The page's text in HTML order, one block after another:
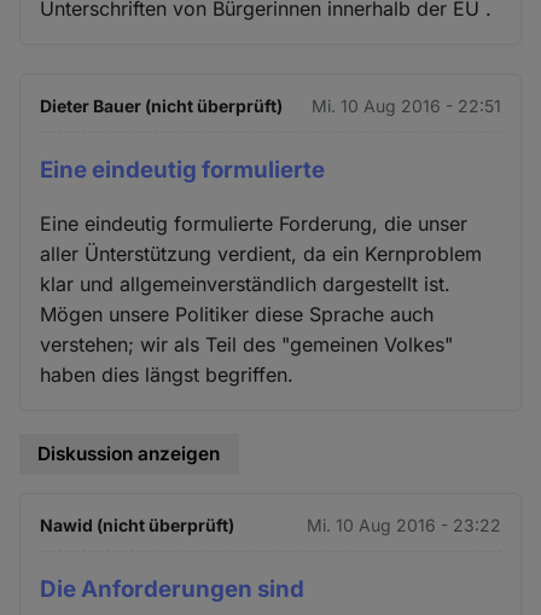
Unterschriften von Bürgerinnen innerhalb der EU .
Dieter Bauer (nicht überprüft) Mi. 10 Aug 2016 - 22:51
Eine eindeutig formulierte
Eine eindeutig formulierte Forderung, die unser
aller Ünterstützung verdient, da ein Kernproblem
klar und allgemeinverständlich dargestellt ist.
Mögen unsere Politiker diese Sprache auch
verstehen; wir als Teil des "gemeinen Volkes"
haben dies längst begriffen.
Diskussion anzeigen
Nawid (nicht überprüft) Mi. 10 Aug 2016 - 23:22
Die Anforderungen sind